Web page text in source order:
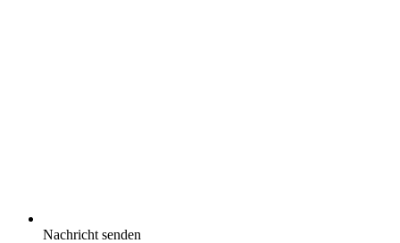
Nachricht senden